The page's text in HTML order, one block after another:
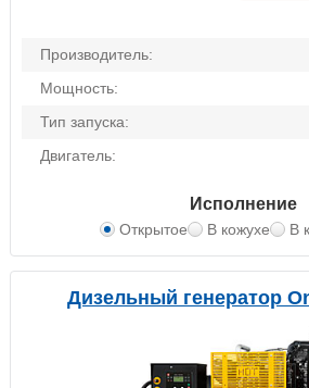
Производитель:
Мощность:
Тип запуска:
Двигатель:
Исполнение
Открытое В кожухе В
Дизельный генератор